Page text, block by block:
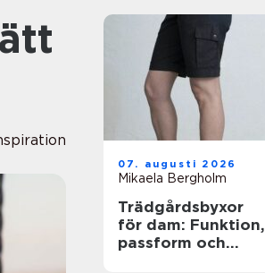
07. augusti 2026
Mikaela Bergholm
Trädgårdsbyxor
för dam: Funktion,
passform och